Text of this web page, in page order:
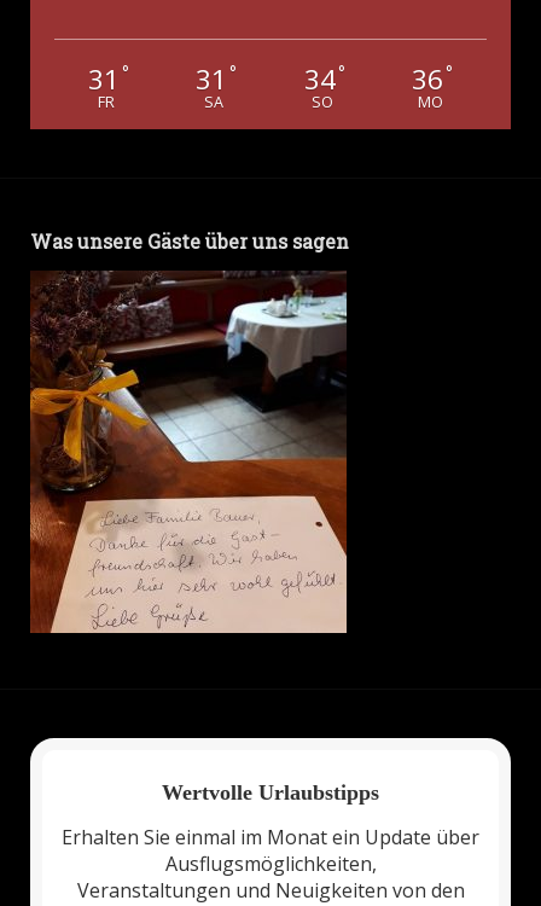
31 °
FR
31 °
SA
34°
SO
36 °
MO
Was unsere Gäste über uns sagen
Wertvolle Urlaubstipps
Erhalten Sie einmal im Monat ein Update über
Ausflugsmöglichkeiten,
Veranstaltungen und Neuigkeiten von den